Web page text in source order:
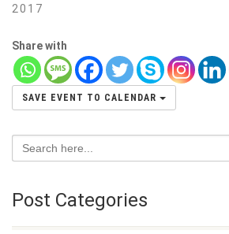
2017
Share with
SAVE EVENT TO CALENDAR
Search
for:
Post Categories